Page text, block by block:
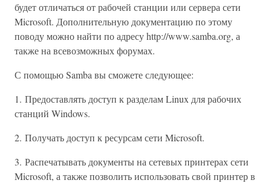
будет отличаться от рабочей станции или сервера сети
Microsoft. Дополнительную документацию по этому
поводу можно найти по адресу http://www.samba.org, а
также на всевозможных форумах.
С помощью Samba вы сможете следующее:
1. Предоставлять доступ к разделам Linux для рабочих
станций Windows.
2. Получать доступ к ресурсам сети Microsoft.
3. Распечатывать документы на сетевых принтерах сети
Microsoft, а также позволить использовать свой принтер в